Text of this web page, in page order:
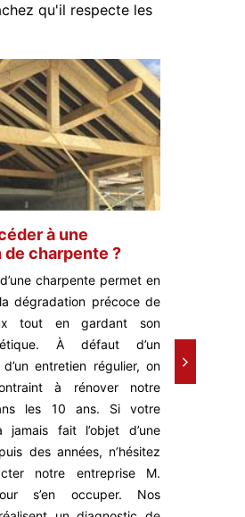
qu'il respecte les
à une
charpente ?
charpente permet en
dégradation précoce de
tout en gardant son
À défaut d’un
entretien régulier, on
à rénover notre
les 10 ans. Si votre
jamais fait l’objet d’une
des années, n’hésitez
notre entreprise M.
s’en occuper. Nos
un
Pensez à